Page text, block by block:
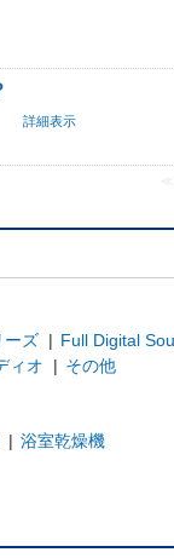
詳細表示
ーズ | Full Digital
ィオ | その他
| 浴室乾燥機